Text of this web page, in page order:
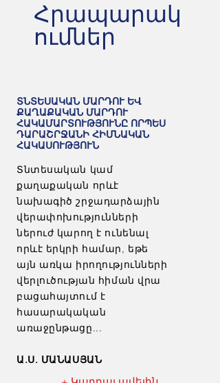
Հրապարակ
ումներ
ՏՆՏԵՍԱԿԱՆ ՄԱՐԴՈՒ ԵՎ
ՔԱՂԱՔԱԿԱՆ ՄԱՐԴՈՒ
ՀԱԿԱՄԱՐՏՈՒԹՅՈՒՆԸ ՈՐՊԵՍ
ԴԱՐԱՇՐՋԱՆԻ ՀԻՄՆԱԿԱՆ
ՀԱԿԱՍՈՒԹՅՈՒՆ
Տնտեսական կամ
քաղաքական որևէ
նախագիծ շրջադարձային
վերափոխությունների
ներուժ կարող է ունենալ
որևէ երկրի համար, եթե
այն առկա իրողությունների
վերլուծության հիման վրա
բացահայտում է
հասարակական
առաջընթացը...
Ա.Ս. ՄԱՆԱՍՅԱՆ